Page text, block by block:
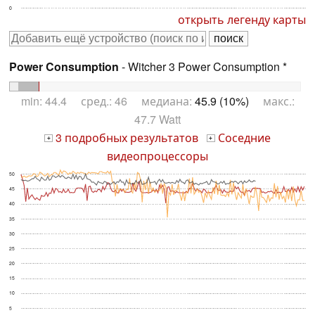
0
открыть легенду карты
Power Consumption - Witcher 3 Power Consumption *
min: 44.4 сред.: 46 медиана: 45.9 (10%) макс.:
47.7 Watt
+ 3 подробных результатов + Соседние
видеопроцессоры
5
10
15
20
25
30
35
40
45
50